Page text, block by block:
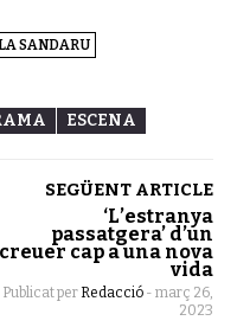
SANDARU
ESCENA
SEGÜENT ARTICLE
‘L’estranya
passatgera’ d’un
creuer cap a una nova
vida
Publicat per Redacció - març 26,
2023